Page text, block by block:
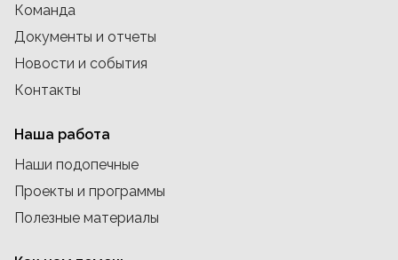
Команда
Документы и отчеты
Новости и события
Контакты
Наша работа
Наши подопечные
Проекты и программы
Полезные материалы